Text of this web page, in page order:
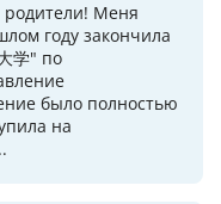
родители! Меня
году закончила
学" по
было полностью
на